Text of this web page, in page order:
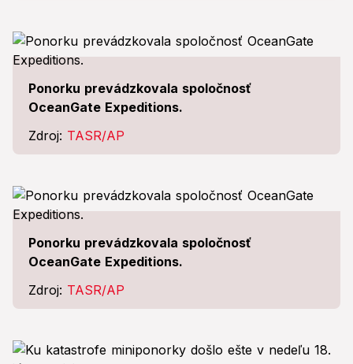
Ponorku prevádzkovala spoločnosť
OceanGate Expeditions.
Zdroj: TASR/AP
Ponorku prevádzkovala spoločnosť
OceanGate Expeditions.
Zdroj: TASR/AP